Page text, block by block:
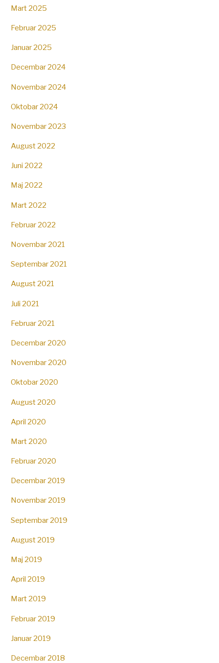
Mart 2025
Februar 2025
Januar 2025
Decembar 2024
Novembar 2024
Oktobar 2024
Novembar 2023
August 2022
Juni 2022
Maj 2022
Mart 2022
Februar 2022
Novembar 2021
Septembar 2021
August 2021
Juli 2021
Februar 2021
Decembar 2020
Novembar 2020
Oktobar 2020
August 2020
April 2020
Mart 2020
Februar 2020
Decembar 2019
Novembar 2019
Septembar 2019
August 2019
Maj 2019
April 2019
Mart 2019
Februar 2019
Januar 2019
Decembar 2018